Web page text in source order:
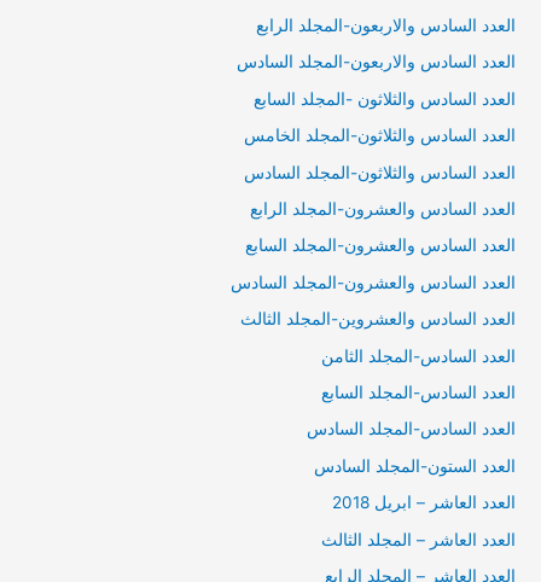
العدد السادس والاربعون-المجلد الرابع
العدد السادس والاربعون-المجلد السادس
العدد السادس والثلاثون -المجلد السابع
العدد السادس والثلاثون-المجلد الخامس
العدد السادس والثلاثون-المجلد السادس
العدد السادس والعشرون-المجلد الرابع
العدد السادس والعشرون-المجلد السابع
العدد السادس والعشرون-المجلد السادس
العدد السادس والعشروين-المجلد الثالث
العدد السادس-المجلد الثامن
العدد السادس-المجلد السابع
العدد السادس-المجلد السادس
العدد الستون-المجلد السادس
العدد العاشر – ابريل 2018
العدد العاشر – المجلد الثالث
العدد العاشر – المجلد الرابع